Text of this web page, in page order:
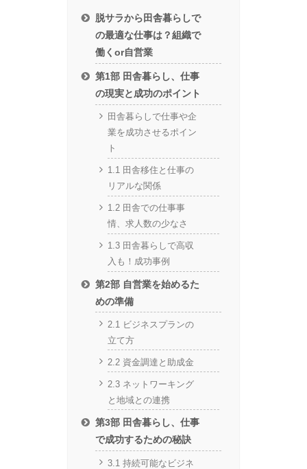
脱サラから田舎暮らしで
の最適な仕事は？組織で
働くor自営業
第1部 田舎暮らし、仕事
の現実と成功のポイント
田舎暮らしで仕事や企
業を成功させるポイン
ト
1.1 田舎移住と仕事の
リアルな関係
1.2 田舎での仕事事
情、求人数の少なさ
1.3 田舎暮らしで高収
入も！成功事例
第2部 自営業を始めるた
めの準備
2.1 ビジネスプランの
立て方
2.2 資金調達と助成金
2.3 ネットワーキング
と地域との連携
第3部 田舎暮らし、仕事
で成功するための秘訣
3.1 持続可能なビジネ